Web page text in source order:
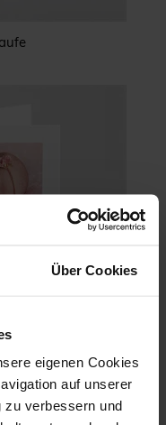
Über Cookies
eigenen Cookies
auf unserer
zu verbessern und